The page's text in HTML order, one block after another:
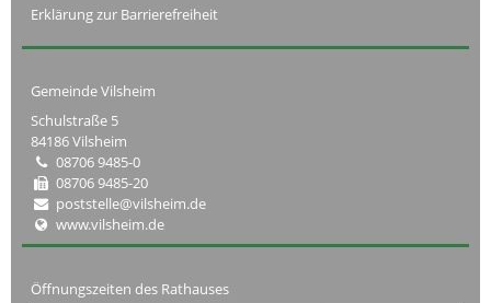
Erklärung zur Barrierefreiheit
Gemeinde Vilsheim
Schulstraße 5
84186 Vilsheim
08706 9485-0
08706 9485-20
poststelle@vilsheim.de
www.vilsheim.de
Öffnungszeiten des Rathauses